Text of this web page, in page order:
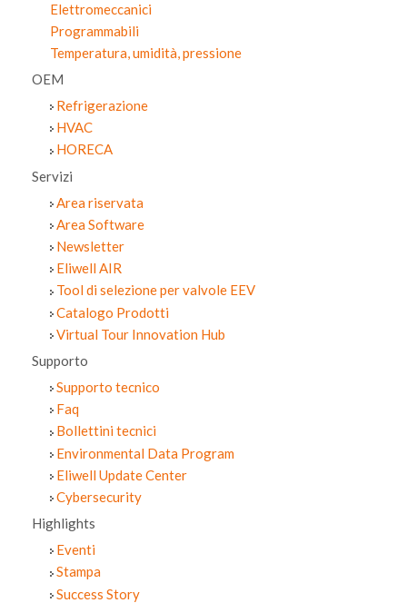
Elettromeccanici
Programmabili
Temperatura, umidità, pressione
OEM
Refrigerazione
HVAC
HORECA
Servizi
Area riservata
Area Software
Newsletter
Eliwell AIR
Tool di selezione per valvole EEV
Catalogo Prodotti
Virtual Tour Innovation Hub
Supporto
Supporto tecnico
Faq
Bollettini tecnici
Environmental Data Program
Eliwell Update Center
Cybersecurity
Highlights
Eventi
Stampa
Success Story